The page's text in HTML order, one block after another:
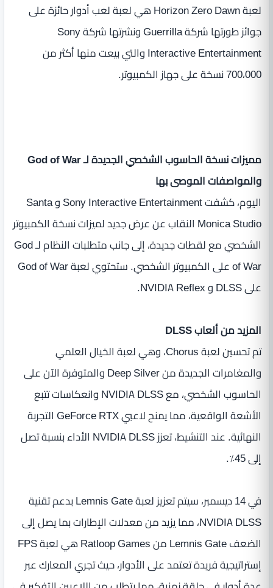
لعبة Horizon Zero Dawn هي لعبة لعب أدوار حائزة على
جوائز طورتها شركة Guerrilla ونشرتها شركة Sony
Interactive Entertainment والتي بيعت منها أكثر من
700،000 نسخة على جهاز الكمبيوتر.
مميزات نسخة الحاسوب الشخصي الجديدة لـ God of War
والمواصفات الموصى بها
اليوم، كشفت Sony Interactive Entertainment و Santa
Monica Studio النقاب عن عرض جديد لميزات نسخة الكمبيوتر
الشخصي مع لقطات جديدة، إلى جانب متطلبات النظام لـ God
of War على الكمبيوتر الشخصي. ستحتوي لعبة God of War
على DLSS و NVIDIA Reflex.
المزيد من ألعاب DLSS
تم تحسين لعبة Chorus، وهي لعبة الخيال العلمي
والمغامرات الجديدة من Deep Silver والمتوفرة الآن على
الحاسوب الشخصي، مع NVIDIA DLSS وانعكاسات تتبع
الأشعة الواقعية، مما يمنح لاعبي GeForce RTX التجربة
النهائية. عند التنشيط، تعزز NVIDIA DLSS الأداء بنسبة تصل
إلى 45٪.
في 14 ديسمبر، سيتم تعزيز لعبة Lemnis Gate بدعم تقنية
NVIDIA DLSS، مما يزيد من معدلات الإطارات بما يصل إلى
الضعف Lemnis Gate من Ratloop Games هي لعبة FPS
إستراتيجية فريدة تعتمد على الأدوار، حيث تجري المعارك عبر